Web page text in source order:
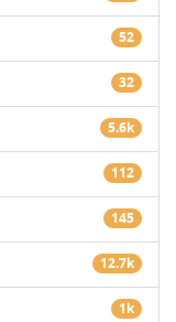
52
32
5.6k
112
145
12.7k
1k